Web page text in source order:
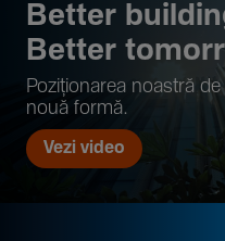
Better
Better
Pozi­țio­narea noastră
nouă formă.
Vezi video